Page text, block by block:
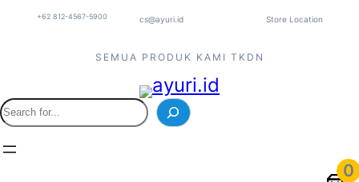
+62 812-4567-5900 cs@ayuri.id Store Location
SEMUA PRODUK KAMI TKDN
0